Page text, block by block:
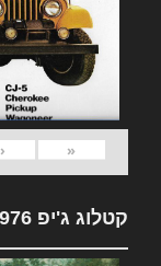
«
‹
קטלוג ג'יפ 1976